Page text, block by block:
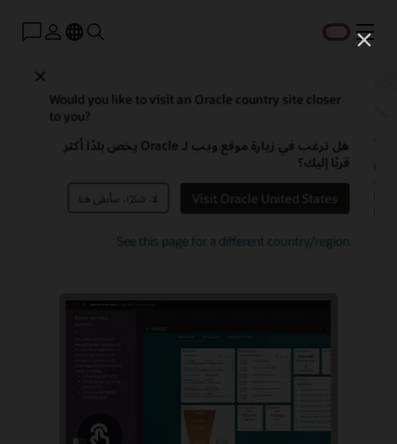
القائمة
Would you like to visit an Oracle country site closer
to you?
هل ترغب في زيارة موقع ويب لـ Oracle يخص بلدًا أكثر
قربًا إليك؟
Visit Oracle United States لا، شكرًا، سأبقى هنا
See this page for a different country/region
يجمع بيانات العملاء والبيانات التشغيلية ويربطها في إدارة علاقات العملاء
لمساعدة متخصصي المبيعات على فهم عملائهم وأتمتة المهام طوال عملية
المبيعات.